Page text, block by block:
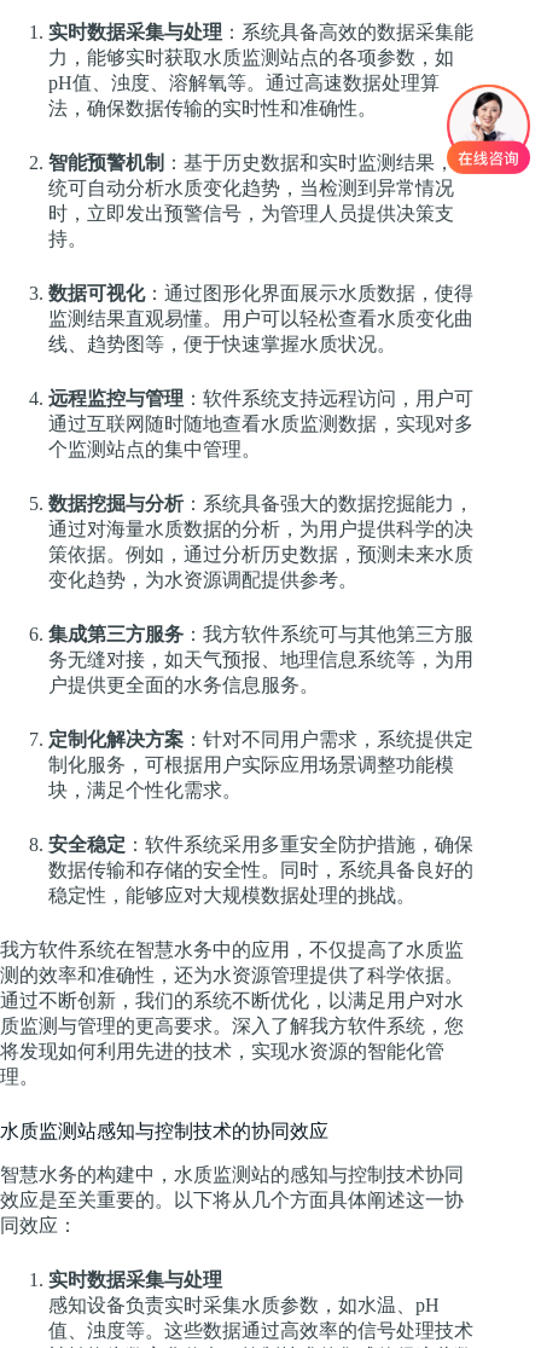
实时数据采集与处理 ：系统具备高效的数据采集能
力，能够实时获取水质监测站点的各项参数，如
pH值、浊度、溶解氧等。通过高速数据处理算
法，确保数据传输的实时性和准确性。
智能预警机制 ：基于历史数据和实时监测结果，系
统可自动分析水质变化趋势，当检测到异常情况
时，立即发出预警信号，为管理人员提供决策支
持。
数据可视化：通过图形化界面展示水质数据，使得
监测结果直观易懂。用户可以轻松查看水质变化曲
线、趋势图等，便于快速掌握水质状况。
远程监控与管理 ：软件系统支持远程访问，用户可
通过互联网随时随地查看水质监测数据，实现对多
个监测站点的集中管理。
数据挖掘与分析：系统具备强大的数据挖掘能力，
通过对海量水质数据的分析，为用户提供科学的决
策依据。例如，通过分析历史数据，预测未来水质
变化趋势，为水资源调配提供参考。
集成第三方服务 ：我方软件系统可与其他第三方服
务无缝对接，如天气预报、地理信息系统等，为用
户提供更全面的水务信息服务。
定制化解决方案 ：针对不同用户需求，系统提供定
制化服务，可根据用户实际应用场景调整功能模
块，满足个性化需求。
安全稳定 ：软件系统采用多重安全防护措施，确保
数据传输和存储的安全性。同时，系统具备良好的
稳定性，能够应对大规模数据处理的挑战。
我方软件系统在智慧水务中的应用，不仅提高了水质监
测的效率和准确性，还为水资源管理提供了科学依据。
通过不断创新，我们的系统不断优化，以满足用户对水
质监测与管理的更高要求。深入了解我方软件系统，您
将发现如何利用先进的技术，实现水资源的智能化管
理。
水质监测站感知与控制技术的协同效应
智慧水务的构建中，水质监测站的感知与控制技术协同
效应是至关重要的。以下将从几个方面具体阐述这一协
同效应：
实时数据采集与处理
感知设备负责实时采集水质参数，如水温、pH
值、浊度等。这些数据通过高效率的信号处理技术